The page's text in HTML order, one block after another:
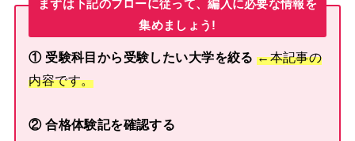
まずは下記のフローに従って、編入に必要な情報を
集めましょう!
① 受験科目から受験したい大学を絞る ←本記事の
内容です。
② 合格体験記を確認する